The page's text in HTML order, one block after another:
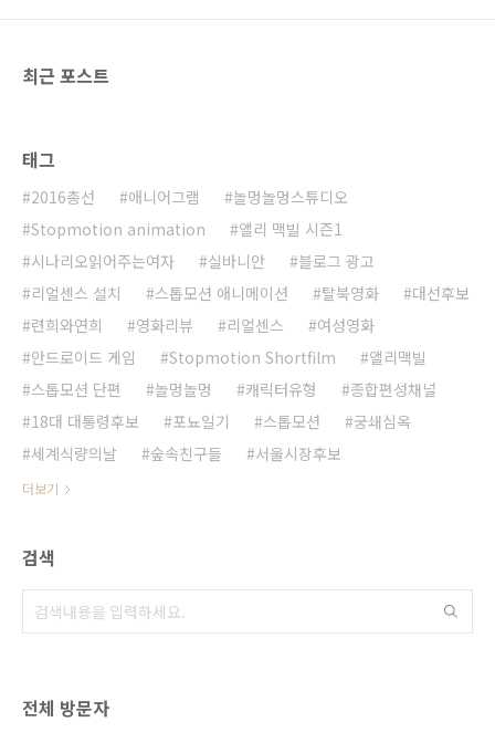
네 거실과 아이방 갈색머리 여자네 거실 그리고 바깥
최근 포스트
태그
2016총선 애니어그램
놀멍놀멍스튜디오
Stopmotion animation
앨리 맥빌 시즌1
시나리오읽어주는여자
실바니안
블로그 광고
리얼센스 설치
스톱모션 애니메이션 탈북영화
대선후보
련희와연희
영화리뷰 리얼센스
여성영화
안드로이드 게임
Stopmotion Shortfilm
앨리맥빌
스톱모션 단편
놀멍놀멍 캐릭터유형
종합편성채널
18대 대통령후보
포뇨일기 스톱모션
궁쇄심옥
세계식량의날
숲속친구들 서울시장후보
더보기
검색
전체 방문자